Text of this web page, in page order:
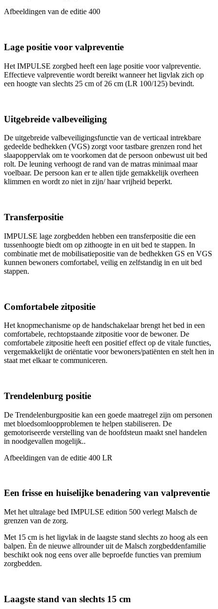
Afbeeldingen van de editie 400
Lage positie voor valpreventie
Het IMPULSE zorgbed heeft een lage positie voor valpreventie.
Effectieve valpreventie wordt bereikt wanneer het ligvlak zich op
een hoogte van slechts 25 cm of 26 cm (LR 100/125) bevindt.
Uitgebreide valbeveiliging
De uitgebreide valbeveiligingsfunctie van de verticaal intrekbare
gedeelde bedhekken (VGS) zorgt voor tastbare grenzen rond het
slaapoppervlak om te voorkomen dat de persoon onbewust uit bed
rolt. De leuning verhoogt de rand van de matras minimaal maar
voelbaar. De persoon kan er te allen tijde gemakkelijk overheen
klimmen en wordt zo niet in zijn/ haar vrijheid beperkt.
Transferpositie
IMPULSE lage zorgbedden hebben een transferpositie die een
tussenhoogte biedt om op zithoogte in en uit bed te stappen. In
combinatie met de mobilisatiepositie van de bedhekken GS en VGS
kunnen bewoners comfortabel, veilig en zelfstandig in en uit bed
stappen.
Comfortabele zitpositie
Het knopmechanisme op de handschakelaar brengt het bed in een
comfortabele, rechtopstaande zitpositie voor de bewoner. De
comfortabele zitpositie heeft een positief effect op de vitale functies,
vergemakkelijkt de oriëntatie voor bewoners/patiënten en stelt hen in
staat met elkaar te communiceren.
Trendelenburg positie
De Trendelenburgpositie kan een goede maatregel zijn om personen
met bloedsomloopproblemen te helpen stabiliseren. De
gemotoriseerde verstelling van de hoofdsteun maakt snel handelen
in noodgevallen mogelijk..
Afbeeldingen van de editie 400 LR
Een frisse en huiselijke benadering van valpreventie
Met het ultralage bed IMPULSE edition 500 verlegt Malsch de
grenzen van de zorg.
Met 15 cm is het ligvlak in de laagste stand slechts zo hoog als een
balpen. Èn de nieuwe allrounder uit de Malsch zorgbeddenfamilie
beschikt ook nog eens over alle beproefde functies van premium
zorgbedden.
Laagste stand van slechts 15 cm